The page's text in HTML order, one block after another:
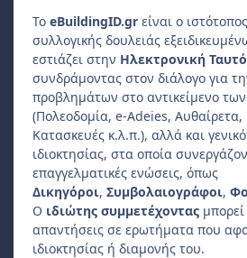
Το eBuildingID.gr είναι ο
συλλογικής δουλειάς
εστιάζει στην Ηλεκτρονική
συνδράμοντας στον διάλογο για
προβλημάτων στο αντικείμενο των
(Πολεοδομία, e-Adeies, Αυθαίρετα,
Κατασκευές κ.λ.π.), αλλά και
ιδιοκτησίας, στα οποία
επαγγελματικές ενώσεις, όπως
Δικηγόροι, Συμβολαιογράφοι,
Ο ιδιώτης συμμετέχοντας
απαντήσεις σε ερωτήματα που
ιδιοκτησίας ή διαμονής του.